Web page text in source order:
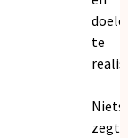
te
Niets
zegt